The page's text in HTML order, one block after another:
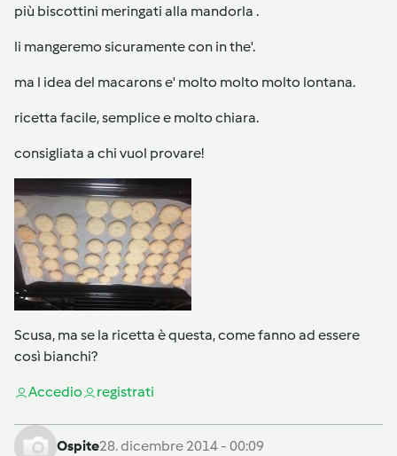
più biscottini meringati alla mandorla .
li mangeremo sicuramente con in the'.
ma l idea del macarons e' molto molto molto lontana.
ricetta facile, semplice e molto chiara.
consigliata a chi vuol provare!
Scusa, ma se la ricetta è questa, come fanno ad essere
così bianchi?
Accedio registrati
Ospite28. dicembre 2014 - 00:09